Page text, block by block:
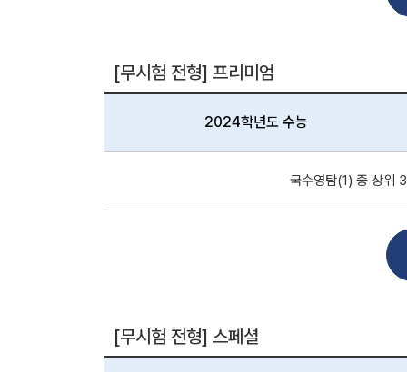
[무시험 전형] 프리미엄
2024학년도 수능
국수영탐(1) 중 상위
[무시험 전형] 스페셜